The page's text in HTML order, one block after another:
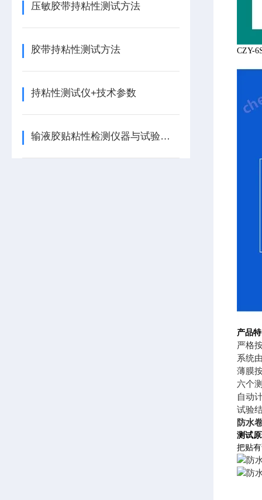
压敏胶带持粘性测试方法
胶带持粘性测试方法
持粘性测试仪+技术参数
输液胶贴粘性检测仪器与试验步骤
产品
严格
系统
薄膜
六个
自动
试验
防水
测试
把贴